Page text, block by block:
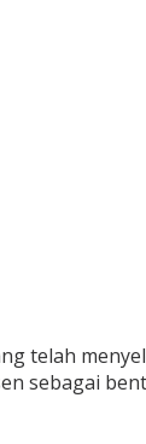
telah
sebagai